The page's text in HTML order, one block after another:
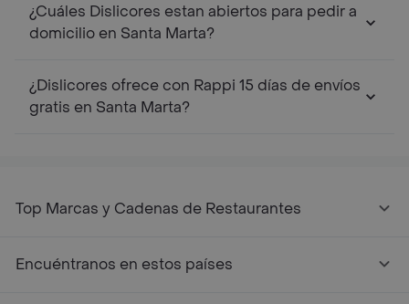
¿Cuáles Dislicores estan abiertos para pedir a
domicilio en Santa Marta?
¿Dislicores ofrece con Rappi 15 días de envíos
gratis en Santa Marta?
Top Marcas y Cadenas de Restaurantes
Encuéntranos en estos países